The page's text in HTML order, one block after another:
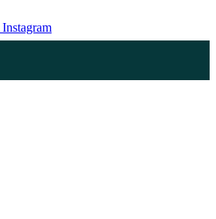
Instagram